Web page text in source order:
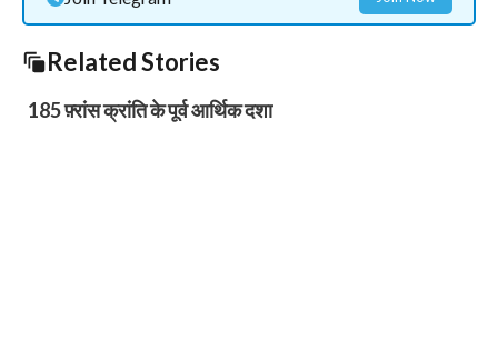
Related Stories
185 फ़्रांस क्रांति के पूर्व आर्थिक दशा